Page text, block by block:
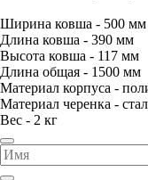
Ширина ковша - 500 мм
Длина ковша - 390 мм
Высота ковша - 117 мм
Длина общая - 1500 мм
Материал корпуса -
Материал черенка -
Вес - 2 кг